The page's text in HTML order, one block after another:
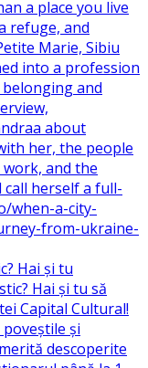
Hai și tu